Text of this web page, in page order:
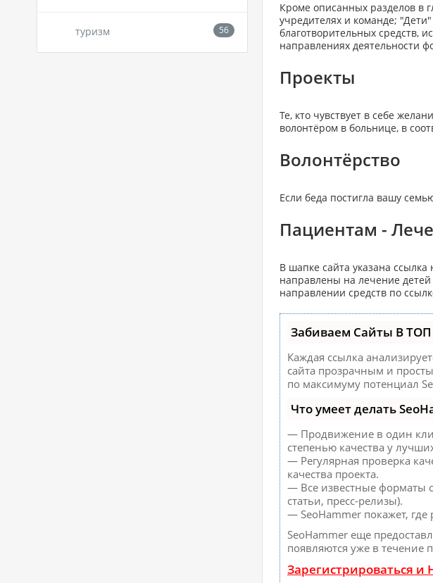
туризм
Кроме описанных разделов в
учредителях и команде;
благотворительных средств,
направлениях деятельности
Проекты
Те, кто чувствует в себе
волонтёром в больнице, в
Волонтёрство
Если беда постигла вашу
Пациентам -
В шапке сайта указана
направлены на лечение
направлении средств по
Забиваем Сайты В
Каждая ссылка
сайта прозрачным и
по максимуму потенциал
Что умеет делать
— Продвижение в один
степенью качества у
— Регулярная проверка
качества проекта.
— Все известные форматы
статьи, пресс-релизы).
— SeoHammer покажет,
SeoHammer еще
появляются уже в течение
Зарегистрироваться